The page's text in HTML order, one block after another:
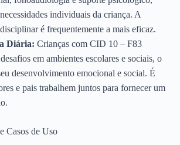
individuais da criança. A
é frequentemente a mais eficaz.
Diária: Crianças com CID 10 – F83
em ambientes escolares e sociais, o
desenvolvimento emocional e social. É
e pais trabalhem juntos para fornecer um
Casos de Uso